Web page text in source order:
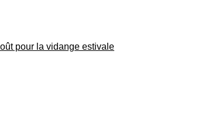
pour la vidange estivale